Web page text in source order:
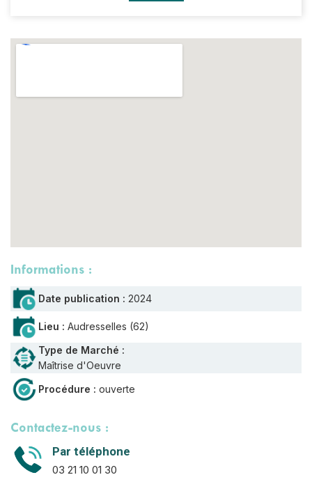
Informations :
Date publication : 2024
Lieu : Audresselles (62)
Type de Marché :
Maîtrise d'Oeuvre
Procédure : ouverte
Contactez-nous :
Par téléphone
03 21 10 01 30